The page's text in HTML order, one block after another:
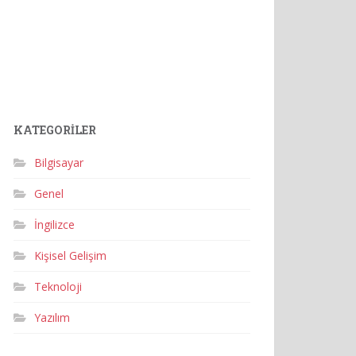
KATEGORILER
Bilgisayar
Genel
İngilizce
Kişisel Gelişim
Teknoloji
Yazılım